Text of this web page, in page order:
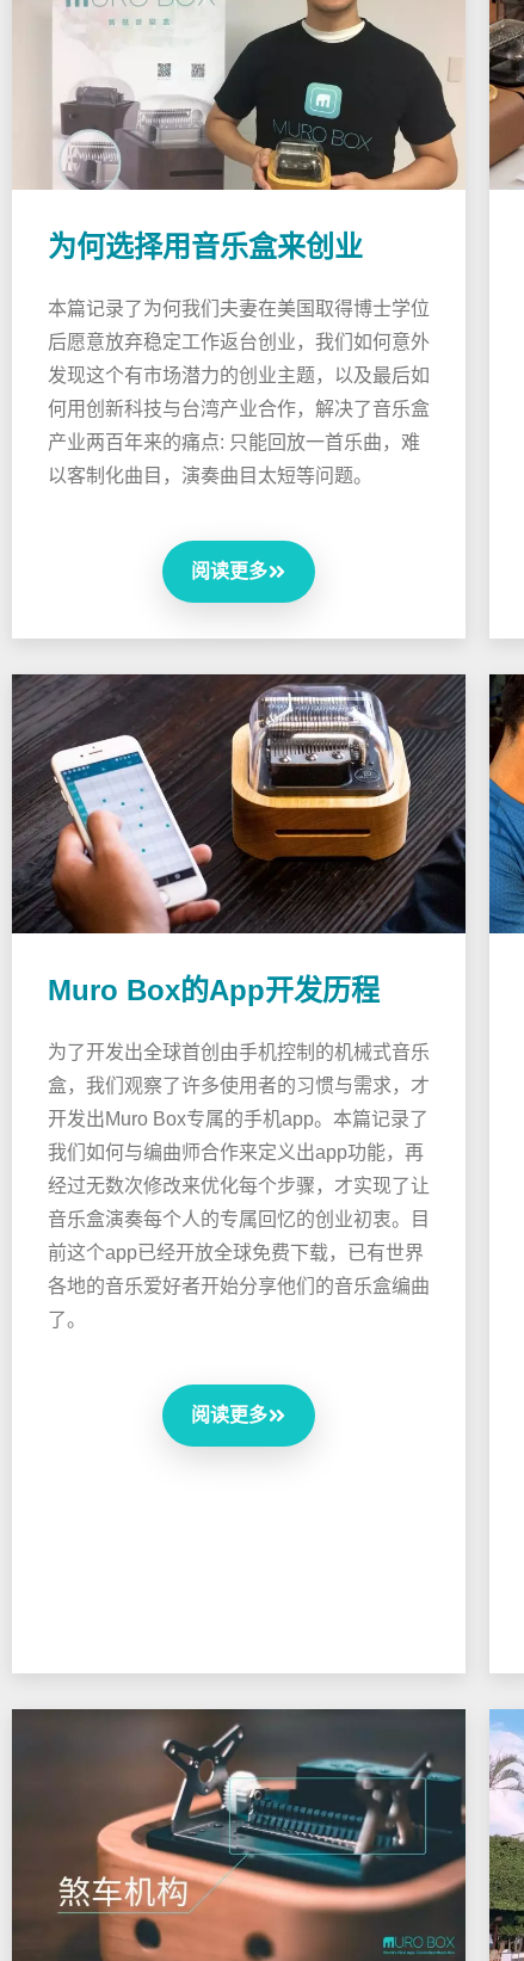
为何选择用音乐盒来创业
本篇记录了为何我们夫妻在美国取得博士学位
后愿意放弃稳定工作返台创业，我们如何意外
发现这个有市场潜力的创业主题，以及最后如
何用创新科技与台湾产业合作，解决了音乐盒
产业两百年来的痛点: 只能回放一首乐曲，难
以客制化曲目，演奏曲目太短等问题。
阅读更多
Muro Box的App开发历程
为了开发出全球首创由手机控制的机械式音乐
盒，我们观察了许多使用者的习惯与需求，才
开发出Muro Box专属的手机app。本篇记录了
我们如何与编曲师合作来定义出app功能，再
经过无数次修改来优化每个步骤，才实现了让
音乐盒演奏每个人的专属回忆的创业初衷。目
前这个app已经开放全球免费下载，已有世界
各地的音乐爱好者开始分享他们的音乐盒编曲
了。
阅读更多